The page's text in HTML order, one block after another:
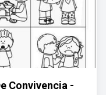
Convivencia -